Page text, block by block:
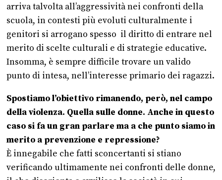
arriva talvolta all’aggressività nei confronti della
scuola, in contesti più evoluti culturalmente i
genitori si arrogano spesso il diritto di entrare nel
merito di scelte culturali e di strategie educative.
Insomma, è sempre difficile trovare un valido
punto di intesa, nell’interesse primario dei ragazzi.
Spostiamo l’obiettivo rimanendo, però, nel campo
della violenza. Quella sulle donne. Anche in questo
caso si fa un gran parlare ma a che punto siamo in
merito a prevenzione e repressione?
È innegabile che fatti sconcertanti si stiano
verificando ultimamente nei confronti delle donne,